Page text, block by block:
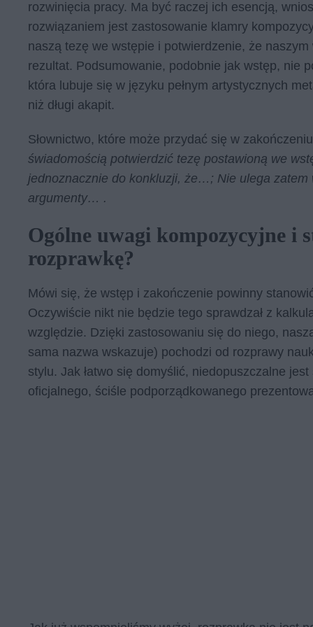
rozwinięcia pracy. Ma być raczej ich esencją,
rozwiązaniem jest zastosowanie klamry
naszą tezę we wstępie i potwierdzenie, że
rezultat. Podsumowanie, podobnie jak wstęp, nie
która lubuje się w języku pełnym artystycznych
niż długi akapit.
Słownictwo, które może przydać się w
świadomością potwierdzić tezę postawioną we
jednoznacznie do konkluzji, że…; Nie ulega
argumenty… .
Ogólne uwagi kompozycyjne i
rozprawkę?
Mówi się, że wstęp i zakończenie powinny
Oczywiście nikt nie będzie tego sprawdzał z
względzie. Dzięki zastosowaniu się do niego,
sama nazwa wskazuje) pochodzi od rozprawy
stylu. Jak łatwo się domyślić, niedopuszczalne
oficjalnego, ściśle podporządkowanego